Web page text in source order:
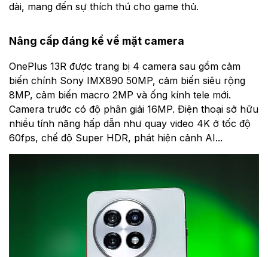
dài, mang đến sự thích thú cho game thủ.
Nâng cấp đáng kể về mặt camera
OnePlus 13R được trang bị 4 camera sau gồm cảm
biến chính Sony IMX890 50MP, cảm biến siêu rộng
8MP, cảm biến macro 2MP và ống kính tele mới.
Camera trước có độ phân giải 16MP. Điện thoại sở hữu
nhiều tính năng hấp dẫn như quay video 4K ở tốc độ
60fps, chế độ Super HDR, phát hiện cảnh AI...